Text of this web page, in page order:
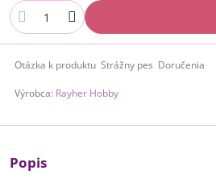
Otázka k produktu Strážny pes Doručenia
Výrobca: Rayher Hobby
Popis